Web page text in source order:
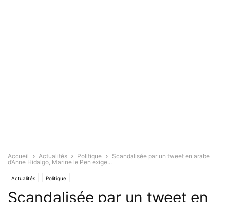
Accueil Actualités Politique
Scandalisée par un tweet en arabe
d’Anne Hidalgo, Marine le Pen exige...
Actualités Politique
Scandalisée par un tweet en